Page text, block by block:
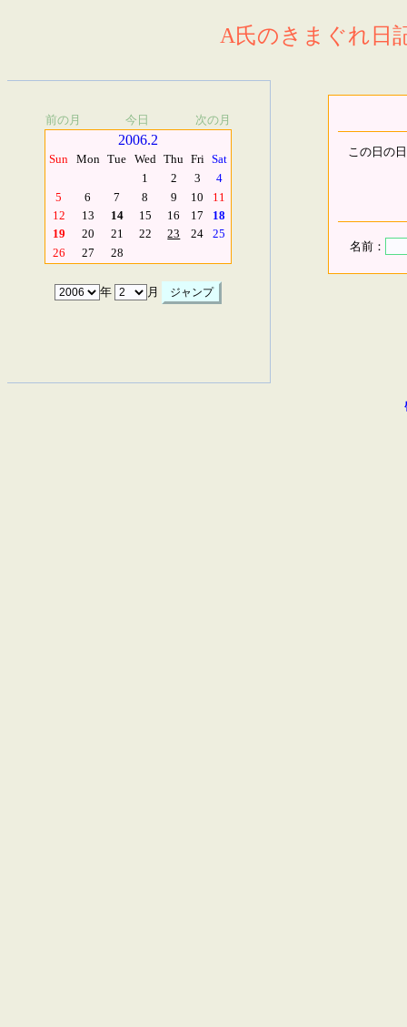
A氏のきまぐれ日
前の月 今日 次の月
2006.2
Sun Mon Tue Wed Thu Fri Sat
1
2 3
4
5
6 7 8 9 10
11
12
13 14 15 16 17
18
19
20 21 22 23 24
25
26
27 28
年 月
この日の
名前：